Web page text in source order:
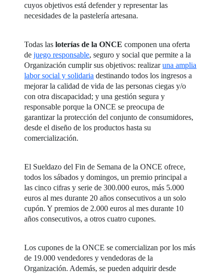
cuyos objetivos está defender y representar las
necesidades de la pastelería artesana.
Todas lasloterías de la ONCE componen una oferta
dejuego responsable, seguro y social que permite a la
Organización cumplir sus objetivos: realizaruna amplia
labor social y solidaria destinando todos los ingresos a
mejorar la calidad de vida de las personas ciegas y/o
con otra discapacidad; y una gestión segura y
responsable porque la ONCE se preocupa de
garantizar la protección del conjunto de consumidores,
desde el diseño de los productos hasta su
comercialización.
El Sueldazo del Fin de Semana de la ONCE ofrece,
todos los sábados y domingos, un premio principal a
las cinco cifras y serie de 300.000 euros, más 5.000
euros al mes durante 20 años consecutivos a un solo
cupón. Y premios de 2.000 euros al mes durante 10
años consecutivos, a otros cuatro cupones.
Los cupones de la ONCE se comercializan por los más
de 19.000 vendedores y vendedoras de la
Organización. Además, se pueden adquirir desde